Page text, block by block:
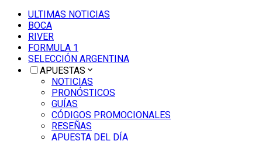
ULTIMAS NOTICIAS
BOCA
RIVER
FORMULA 1
SELECCIÓN ARGENTINA
APUESTAS
NOTICIAS
PRONÓSTICOS
GUÍAS
CÓDIGOS PROMOCIONALES
RESEÑAS
APUESTA DEL DÍA